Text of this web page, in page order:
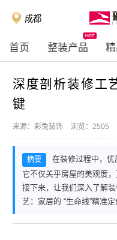
成都
首页 整装产品
深度剖析装修工
键
来源：彩兔装饰 浏览：2505
在装修过程中，优
它不仅关乎房屋的美观度
接下来，让我们深入了解
艺：家居的 “生命线”精准定